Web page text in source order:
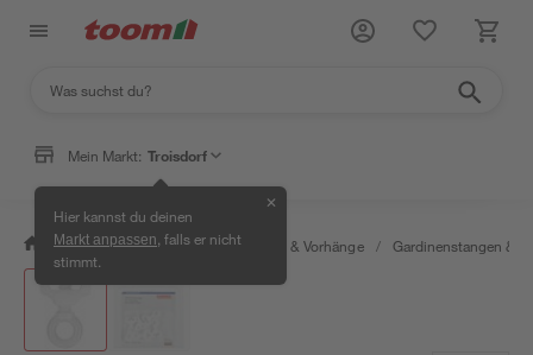
Mein Markt: Troisdorf
Hier kannst du deinen
Markt anpassen , falls er nicht
stimmt.
✕
/ Wohnen & Haushalt / Gardinen & Vorhänge / Gardinenstangen &